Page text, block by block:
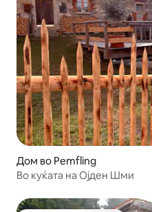
Дом во Pemfling
Во куќата на Ојден Шми